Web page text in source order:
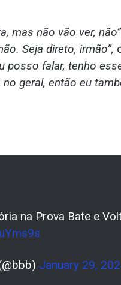
mas não vão ver, não”
Seja direto, irmão”,
posso falar, tenho
no geral, então eu
na Prova Bate e
January 29,